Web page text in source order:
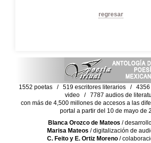
regresar
1552 poetas / 519 escritores literarios / 4356
video / 7787 audios de
con más de 4,500 millones de accesos a las
portal a partir del 10 de mayo de
Blanca Orozco de Mateos /
Marisa Mateos / digitalización de
C. Feito y E. Ortiz Moreno/